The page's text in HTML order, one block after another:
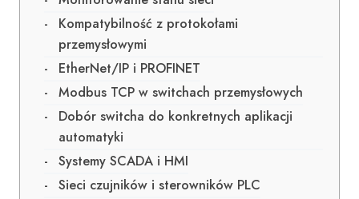
Kompatybilność z protokołami
przemysłowymi
EtherNet/IP i PROFINET
Modbus TCP w switchach przemysłowych
Dobór switcha do konkretnych aplikacji
automatyki
Systemy SCADA i HMI
Sieci czujników i sterowników PLC